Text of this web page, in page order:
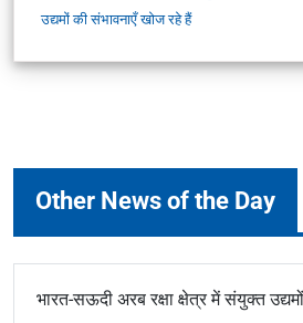
उद्यमों की संभावनाएँ खोज रहे हैं
Other News of the Day
भारत-सऊदी अरब रक्षा क्षेत्र में संयुक्त